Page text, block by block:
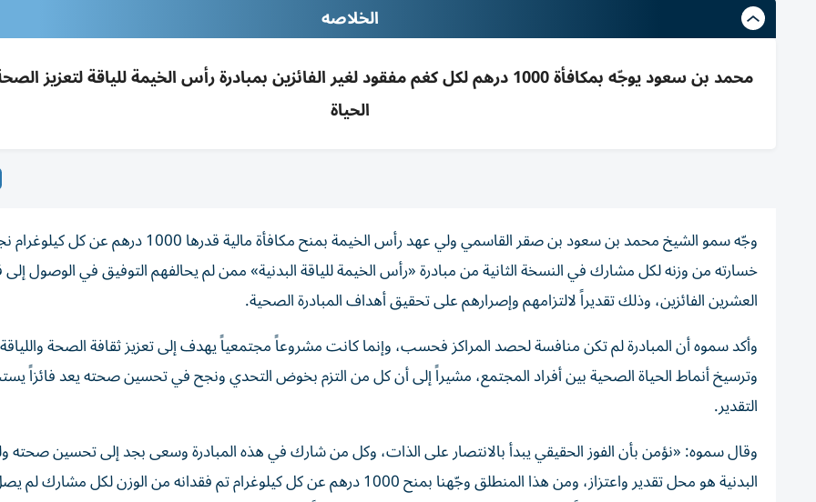
الخلاصه
محمد بن سعود يوجّه بمكافأة 1000 درهم لكل كغم مفقود لغير الفائزين بمبادرة رأس الخيمة للياقة لتعزيز
الحياة
وجّه سمو الشيخ محمد بن سعود بن صقر القاسمي ولي عهد رأس الخيمة بمنح مكافأة مالية قدرها
خسارته من وزنه لكل مشارك في النسخة الثانية من مبادرة «رأس الخيمة للياقة البدنية» ممن لم يحالفهم التوفيق في الوصول إلى
العشرين الفائزين، وذلك تقديراً لالتزامهم وإصرارهم على تحقيق أهداف المبادرة الصحية.
وأكد سموه أن المبادرة لم تكن منافسة لحصد المراكز فحسب، وإنما كانت مشروعاً مجتمعياً يهدف إلى تعزيز ثقافة الصحة واللياقة
وترسيخ أنماط الحياة الصحية بين أفراد المجتمع، مشيراً إلى أن كل من التزم بخوض التحدي ونجح في تحسين صحته يعد فائزاً
التقدير.
وقال سموه: «نؤمن بأن الفوز الحقيقي يبدأ بالانتصار على الذات، وكل من شارك في هذه المبادرة وسعى بجد إلى تحسين صحته
البدنية هو محل تقدير واعتزاز، ومن هذا المنطلق وجّهنا بمنح 1000 درهم عن كل كيلوغرام تم فقدانه من الوزن لكل